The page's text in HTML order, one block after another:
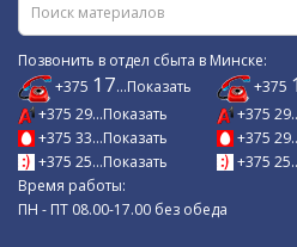
Позвонить в отдел сбыта в Минске:
+375 17...Показать
+375 29...Показать
+375 33...Показать
+375 25...Показать
+375
+375
+375
+375
Время работы:
ПН - ПТ 08.00-17.00 без обеда